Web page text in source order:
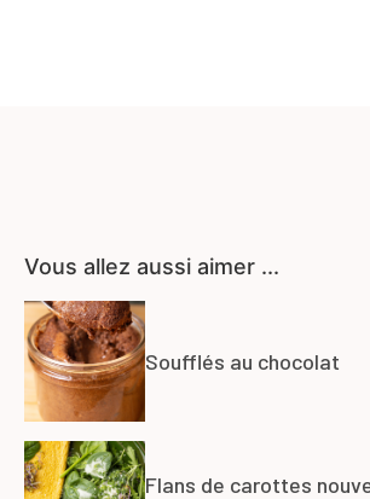
Vous allez aussi aimer ...
Soufflés au chocolat
Flans de carottes